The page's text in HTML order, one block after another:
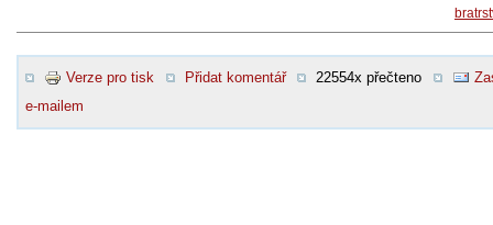
Verze pro tisk Přidat komentář 22554x přečteno
e-mailem